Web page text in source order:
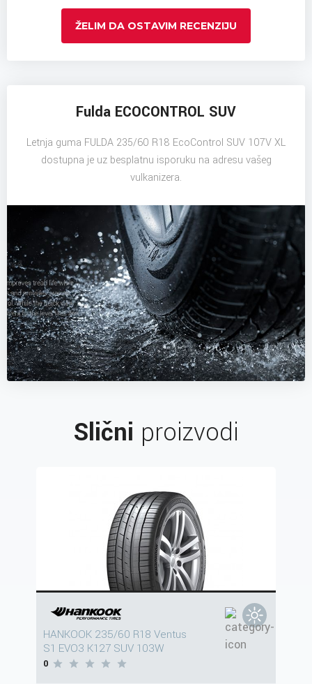
ŽELIM DA OSTAVIM RECENZIJU
Fulda ECOCONTROL SUV
Letnja guma FULDA 235/60 R18 EcoControl SUV 107V XL
dostupna je uz besplatnu isporuku na adresu vašeg
vulkanizera.
Slični proizvodi
HANKOOK 235/60 R18 Ventus
S1 EVO3 K127 SUV 103W
0